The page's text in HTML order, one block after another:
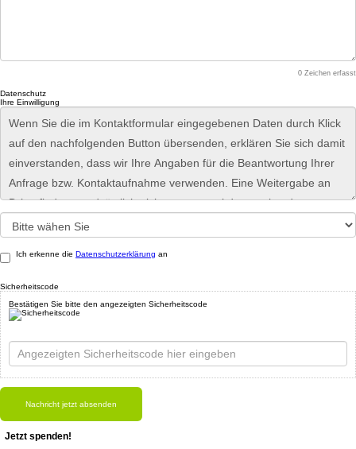
0 Zeichen erfasst
Datenschutz
Ihre Einwilligung
Ich erkenne die Datenschutzerklärung an
Sicherheitscode
Bestätigen Sie bitte den angezeigten Sicherheitscode
Nachricht jetzt absenden
Jetzt spenden!